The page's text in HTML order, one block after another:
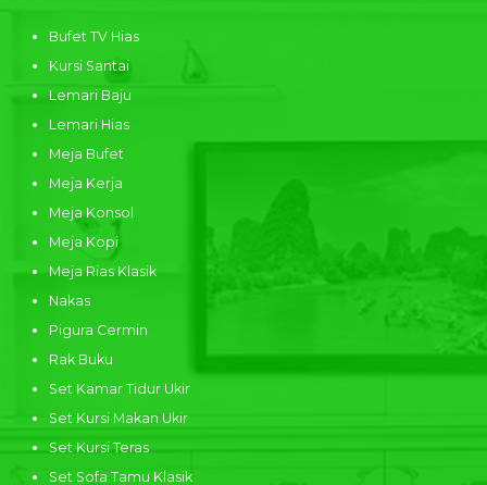
Bufet TV Hias
Kursi Santai
Lemari Baju
Lemari Hias
Meja Bufet
Meja Kerja
Meja Konsol
Meja Kopi
Meja Rias Klasik
Nakas
Pigura Cermin
Rak Buku
Set Kamar Tidur Ukir
Set Kursi Makan Ukir
Set Kursi Teras
Set Sofa Tamu Klasik